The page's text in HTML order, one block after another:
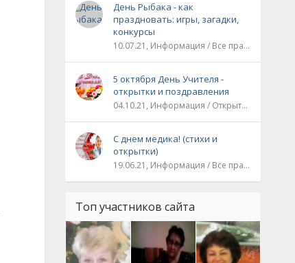
День Рыбака - как
праздновать: игры, загадки,
конкурсы
10.07.21, Информация / Все праздники
5 октября День Учителя -
открытки и поздравления
04.10.21, Информация / Открытки / Все праздники
С днем медика! (стихи и
открытки)
19.06.21, Информация / Все праздники
Топ участников сайта